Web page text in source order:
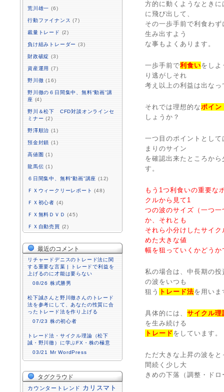
方的に動くようなとき
に飛び出して、
その一歩手前で利食わ
生み出すよう
な事もよくあります。
一歩手前で利食いをしよ
り逃がしそれ
考え以上の利益は出な
それでは理想的なポイン
しょうか？
一つ目のポイントとし
まりのサイン
を確認出来たところか
す。
もう1つ利食いの重要な
クルから見て1
つの波のサイズ（一つ
か、それとも
それら小分けしたサイ
めた大きな値
幅を狙っていくかどうか
私の場合は、中長期の
の波をいつも
狙う トレード法を用いま
具体的には、 サイクル理
を生み続ける
トレード をしています。
ただ大きな上昇の波を
間続く少し大
きめの下落（調整・ド
荒川雄一 (6)
行動ファイナンス (7)
裁量トレード (2)
負け組みトレーダー (3)
財政破綻 (3)
資産運用 (7)
野川徹 (16)
野川徹の６日間集中、無料“動画”講
座 (4)
野川＆松下 CFD対談オンラインセ
ミナー (2)
野澤順治 (1)
預金封鎖 (1)
高値圏 (1)
龍馬伝 (1)
６日間集中、無料“動画”講座 (12)
ＦＸウィークリーレポート (48)
ＦＸ初心者 (4)
ＦＸ無料ＤＶＤ (45)
ＦＸ自動売買 (2)
最近のコメント
リチャードデニスのトレード法に関
する重要な言葉 | トレードで利益を
上げるのに才能は要らない
08/26 株式勝男
松下誠さんと野川徹さんのトレード
法を参考にして、あなたの性質に合
ったトレード法を作り上げる
07/23 株の初心者
トレード法・サイクル理論（松下
誠・野川徹）に学ぶFX・株の極意
03/21
Mr WordPress
タグクラウド
カウンタートレンド カリスマト